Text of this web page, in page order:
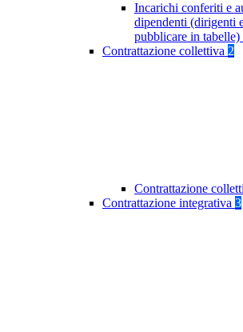
Incarichi conferiti e
dipendenti (dirigenti
pubblicare in tabelle)
Contrattazione collettiva 2
Contrattazione
Contrattazione integrativa 3